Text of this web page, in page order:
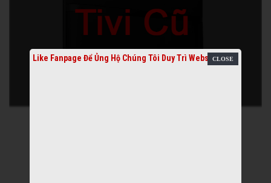
Like Fanpage Để Ủng Hộ Chúng Tôi Duy Trì Website